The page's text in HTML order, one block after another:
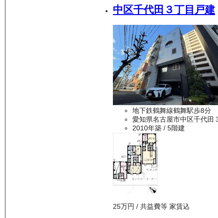
中区千代田３丁目戸建
地下鉄鶴舞線鶴舞駅歩8分
愛知県名古屋市中区千代田
2010年築 / 5階建
25万円 / 共益費等 家賃込